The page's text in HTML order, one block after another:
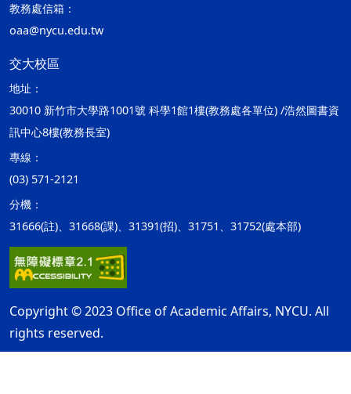
教務處信箱：
oaa@nycu.edu.tw
交大校區
地址：
30010 新竹市大學路1001號 科學1館1樓(教務處各單位) /浩然圖書資
訊中心8樓(教務長室)
專線：
(03) 571-2121
分機：
31666(註)、31668(課)、31391(招)、31751、31752(處本部)
Copyright © 2023 Office of Academic Affairs, NYCU. All
rights reserved.